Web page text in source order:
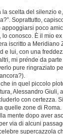
la scelta del silenzio
Soprattutto,
poco
conosco. È il mio
iscritto a Meridiano
e lui, con una
mi prende da
pure ringraziato
in quel piccolo
Alessandro Giuli,
con certezza.
quelle zone di Roma.
mente dopo aver
via di alcuni
supercazzola